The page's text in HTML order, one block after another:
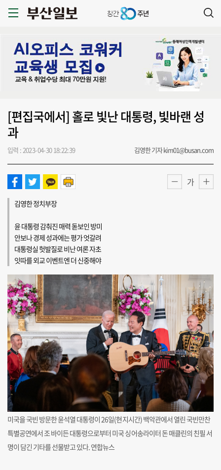
[편집국에서] 홀로 빛난 대통령, 빛바랜 성
과
입력 : 2023-04-30 18:22:39 김영한 기자 kim01@busan.com
가
김영한 정치부장
윤 대통령 감춰진 매력 돋보인 방미
안보나 경제 성과에는 평가 엇갈려
대통령실 헛발질로 비난 여론 자초
잇따를 외교 이벤트엔 더 신중해야
미국을 국빈 방문한 윤석열 대통령이 26일(현지시간) 백악관에서 열린 국빈만찬
특별공연에서 조 바이든 대통령으로부터 미국 싱어송라이터 돈 매클린의 친필 서
명이 담긴 기타를 선물받고 있다. 연합뉴스